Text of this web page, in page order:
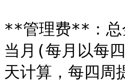
**管理费**：总
当月(每月以每
天计算，每四